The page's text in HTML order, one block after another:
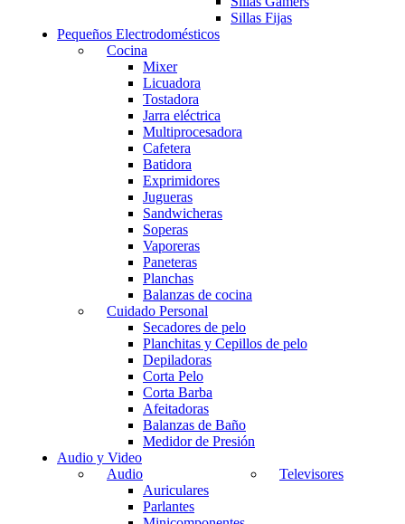
Sillas Fijas
Pequeños Electrodomésticos
Cocina
Mixer
Licuadora
Tostadora
Jarra eléctrica
Multiprocesadora
Cafetera
Batidora
Exprimidores
Jugueras
Sandwicheras
Soperas
Vaporeras
Paneteras
Planchas
Balanzas de cocina
Cuidado Personal
Secadores de pelo
Planchitas y Cepillos de pelo
Depiladoras
Corta Pelo
Corta Barba
Afeitadoras
Balanzas de Baño
Medidor de Presión
Audio y Video
Audio
Auriculares
Parlantes
Televisores